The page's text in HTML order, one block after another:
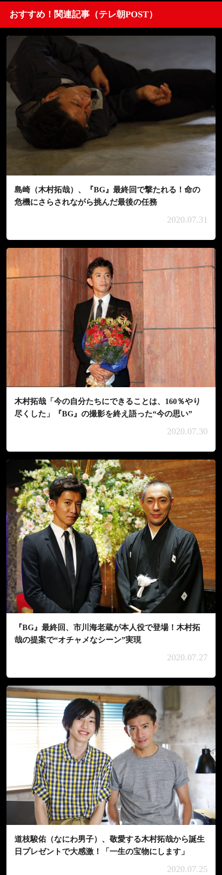
おすすめ！関連記事（テレ朝POST）
島崎（木村拓哉）、『BG』最終回で撃たれる！命の
危機にさらされながら挑んだ最後の任務
2020.07.31
木村拓哉「今の自分たちにできることは、160％やり
尽くした」『BG』の撮影を終え語った“今の思い”
2020.07.30
『BG』最終回、市川海老蔵が本人役で登場！木村拓
哉の提案で“オチャメなシーン”実現
2020.07.27
道枝駿佑（なにわ男子）、敬愛する木村拓哉から誕生
日プレゼントで大感激！「一生の宝物にします」
2020.07.25